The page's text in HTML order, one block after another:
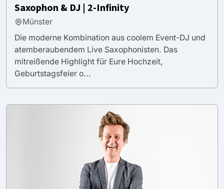
Saxophon & DJ | 2-Infinity
Münster
Die moderne Kombination aus coolem Event-DJ und
atemberaubendem Live Saxophonisten. Das
mitreißende Highlight für Eure Hochzeit,
Geburtstagsfeier o...